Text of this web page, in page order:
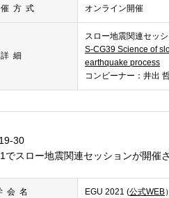
方式 オンライン開催
詳細
スロー地震関連セッシ
S-CG39 Science of
earthquake process
コンビーナー：井出
30
でスロー地震関連セッションが開催さ
会名 EGU 2021 (公式WEB）